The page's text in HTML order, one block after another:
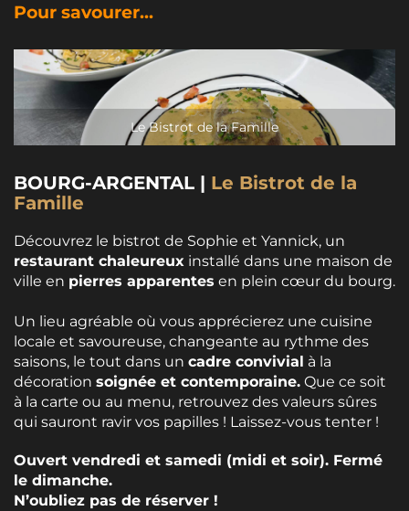
Pour savourer...
Le Bistrot de la Famille
BOURG-ARGENTAL | Le Bistrot de la
Famille
Découvrez le bistrot de Sophie et Yannick, un
restaurant chaleureux installé dans une maison de
ville en pierres apparentes en plein cœur du bourg.
Un lieu agréable où vous apprécierez une cuisine
locale et savoureuse, changeante au rythme des
saisons, le tout dans un cadre convivial à la
décoration soignée et contemporaine. Que ce soit
à la carte ou au menu, retrouvez des valeurs sûres
qui sauront ravir vos papilles ! Laissez-vous tenter !
Ouvert vendredi et samedi (midi et soir). Fermé
le dimanche.
N’oubliez pas de réserver !